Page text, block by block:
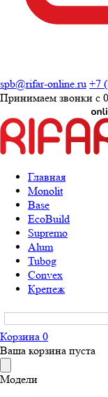
spb@rifar-online.ru +7
Принимаем звонки с
Главная
Monolit
Base
EcoBuild
Supremo
Alum
Tubog
Convex
Крепеж
Корзина 0
Ваша корзина пуста
Модели